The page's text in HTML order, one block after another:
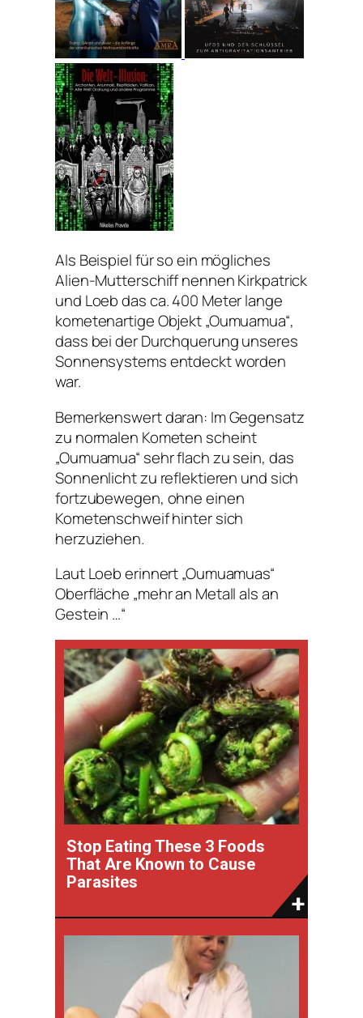
Als Beispiel für so ein mögliches
Alien-Mutterschiff nennen Kirkpatrick
und Loeb das ca. 400 Meter lange
kometenartige Objekt „Oumuamua“,
dass bei der Durchquerung unseres
Sonnensystems entdeckt worden
war.
Bemerkenswert daran: Im Gegensatz
zu normalen Kometen scheint
„Oumuamua“ sehr flach zu sein, das
Sonnenlicht zu reflektieren und sich
fortzubewegen, ohne einen
Kometenschweif hinter sich
herzuziehen.
Laut Loeb erinnert „Oumuamuas“
Oberfläche „mehr an Metall als an
Gestein …“
Stop Eating These 3 Foods
That Are Known to Cause
Parasites